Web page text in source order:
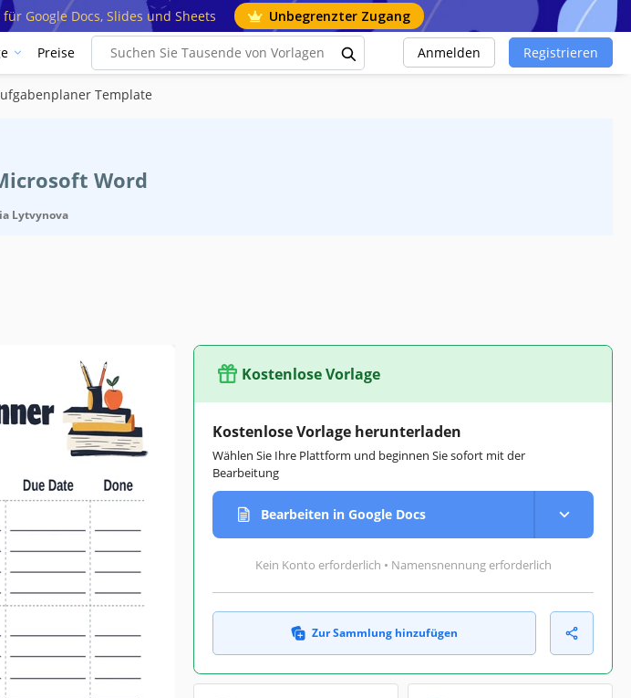
Google Docs, Slides und Sheets Unbegrenzter Zugang
Preise Anmelden Registrieren
Template
Word
Lytvynova
Kostenlose Vorlage
Kostenlose Vorlage herunterladen
Wählen Sie Ihre Plattform und beginnen Sie sofort mit der
Bearbeitung
Bearbeiten in Google Docs
Kein Konto erforderlich • Namensnennung erforderlich
Zur Sammlung hinzufügen